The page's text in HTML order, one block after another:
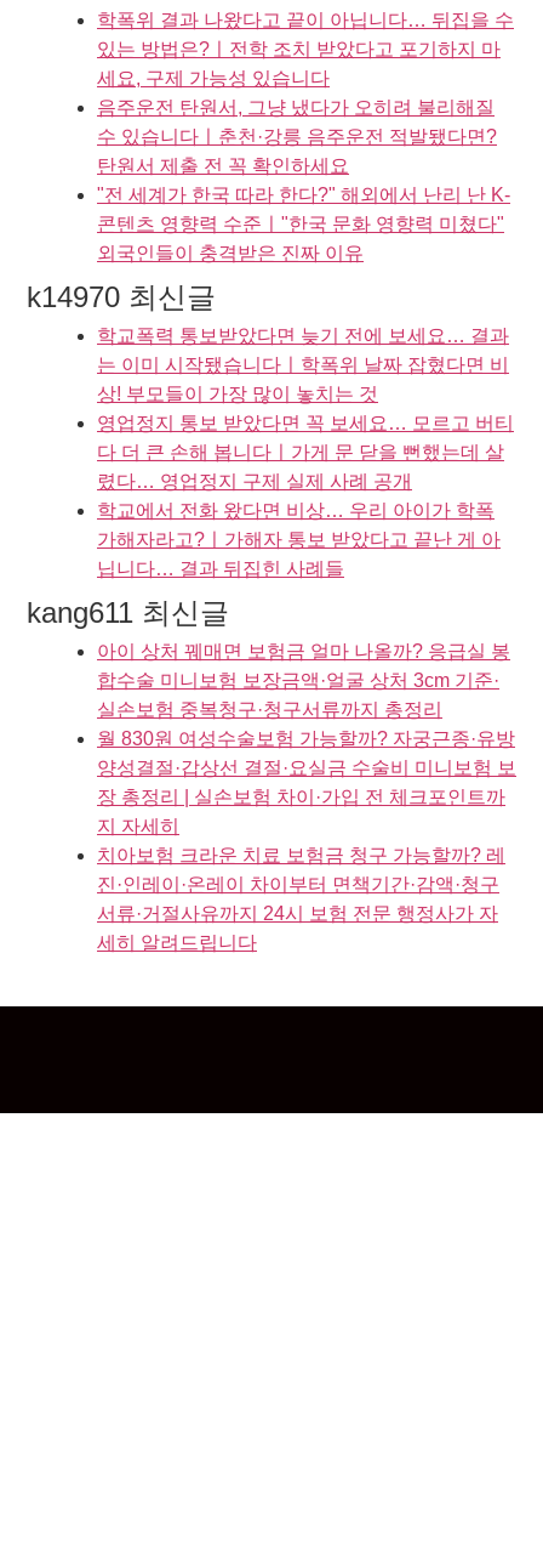
학폭위 결과 나왔다고 끝이 아닙니다… 뒤집을 수
있는 방법은?ㅣ전학 조치 받았다고 포기하지 마
세요, 구제 가능성 있습니다
음주운전 탄원서, 그냥 냈다가 오히려 불리해질
수 있습니다ㅣ춘천·강릉 음주운전 적발됐다면?
탄원서 제출 전 꼭 확인하세요
"전 세계가 한국 따라 한다?" 해외에서 난리 난 K-
콘텐츠 영향력 수준ㅣ"한국 문화 영향력 미쳤다"
외국인들이 충격받은 진짜 이유
k14970 최신글
학교폭력 통보받았다면 늦기 전에 보세요… 결과
는 이미 시작됐습니다ㅣ학폭위 날짜 잡혔다면 비
상! 부모들이 가장 많이 놓치는 것
영업정지 통보 받았다면 꼭 보세요… 모르고 버티
다 더 큰 손해 봅니다ㅣ가게 문 닫을 뻔했는데 살
렸다… 영업정지 구제 실제 사례 공개
학교에서 전화 왔다면 비상… 우리 아이가 학폭
가해자라고?ㅣ가해자 통보 받았다고 끝난 게 아
닙니다… 결과 뒤집힌 사례들
kang611 최신글
아이 상처 꿰매면 보험금 얼마 나올까? 응급실 봉
합수술 미니보험 보장금액·얼굴 상처 3cm 기준·
실손보험 중복청구·청구서류까지 총정리
월 830원 여성수술보험 가능할까? 자궁근종·유방
양성결절·갑상선 결절·요실금 수술비 미니보험 보
장 총정리 | 실손보험 차이·가입 전 체크포인트까
지 자세히
치아보험 크라운 치료 보험금 청구 가능할까? 레
진·인레이·온레이 차이부터 면책기간·감액·청구
서류·거절사유까지 24시 보험 전문 행정사가 자
세히 알려드립니다